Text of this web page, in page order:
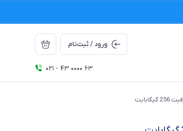
ورود / ثبت‌نام
021 - 43 0000 63